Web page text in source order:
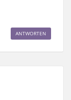
ANTWORTEN